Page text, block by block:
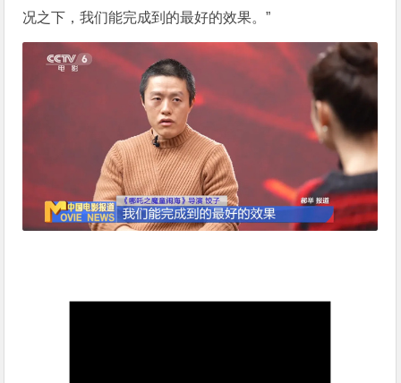
况之下，我们能完成到的最好的效果。”